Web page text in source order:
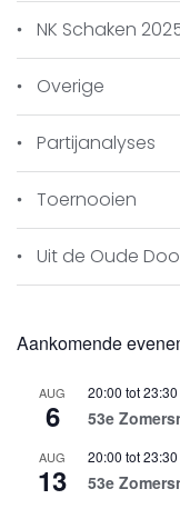
NK Schaken
Overige
Partijanalyses
Toernooien
Uit de Oude
Aankomende
AUG
6
20:00 tot23:30
53e
AUG
13
20:00 tot23:30
53e